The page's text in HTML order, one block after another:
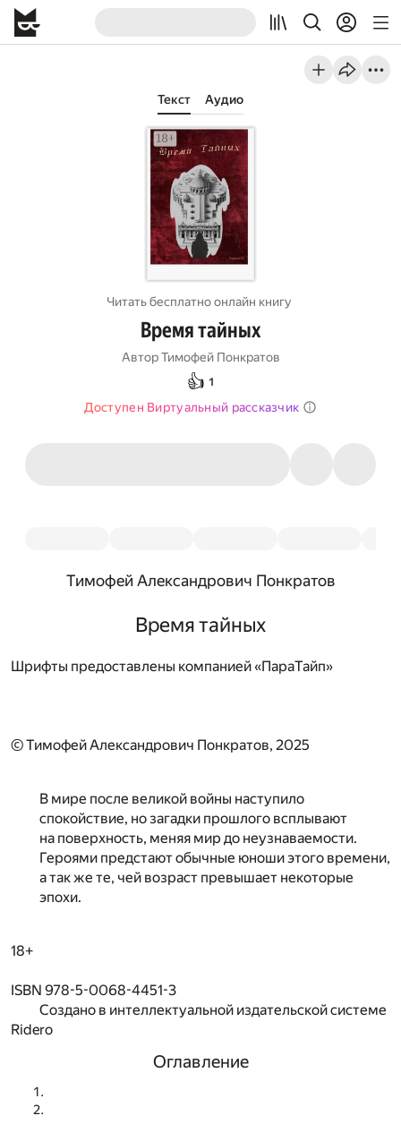
Текст Аудио
Читать бесплатно онлайн книгу
Время тайных
Автор Тимофей Понкратов
👍 1
Доступен Виртуальный рассказчик
Тимофей Александрович Понкратов
Время тайных
Шрифты предоставлены компанией «ПараТайп»
© Тимофей Александрович Понкратов, 2025
В мире после великой войны наступило
спокойствие, но загадки прошлого всплывают
на поверхность, меняя мир до неузнаваемости.
Героями предстают обычные юноши этого времени,
а так же те, чей возраст превышает некоторые
эпохи.
18+
ISBN 978-5-0068-4451-3
Создано в интеллектуальной издательской системе
Ridero
Оглавление